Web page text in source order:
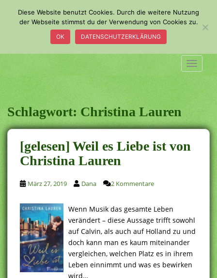
a
i
n
c
o
n
t
e
n
t
Schlagwort:Christina Lauren
[gelesen] Weil es Liebe ist von
Christina Lauren
März 27, 2019 Dana 2 Kommentare
Wenn Musik das gesamte Leben
verändert – diese Aussage trifft sowohl
auf Calvin, als auch auf Holland zu und
doch kann man es kaum miteinander
vergleichen, welchen Platz es in ihrem
Leben einnimmt und was es bewirken
wird…
Diese Website benutzt Cookies. Durch die weitere Nutzung
der Webseite stimmst du der Verwendung von Cookies zu.
OK DATENSCHUTZERKLÄRUNG